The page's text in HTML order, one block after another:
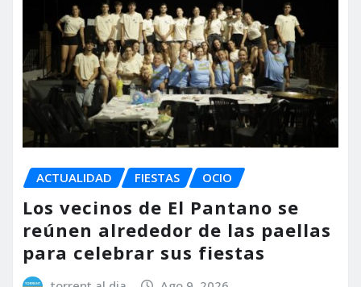
ACTUALIDAD FIESTAS OCIO
Los vecinos de El Pantano se
reúnen alrededor de las paellas
para celebrar sus fiestas